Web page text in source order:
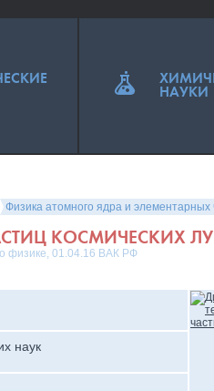
Физика атомного ядра и элементарных
КОСМИЧЕСКИХ
физике, 01.04.16 ВАК РФ
наук
НАУКИ